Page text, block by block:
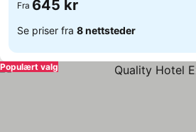
Fra 645 kr
Se priser fra 8 nettsteder
Populært valg